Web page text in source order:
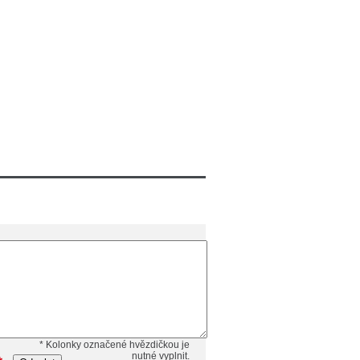
* Kolonky označené hvězdičkou je
nutné vyplnit.